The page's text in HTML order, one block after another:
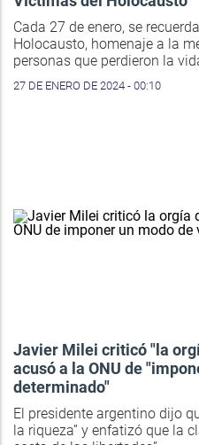
Cada 27 de enero, se
Holocausto, homenaje a la
personas que perdieron la
27 DE ENERO DE 2024 - 00:10
Javier Milei criticó "la
acusó a la ONU de
determinado"
El presidente argentino dijo
la riqueza” y enfatizó que la